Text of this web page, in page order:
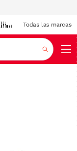
Todas las marcas
Buscar